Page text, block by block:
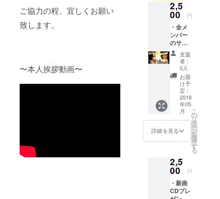
ご協力の程、宜しくお願い
致します。
〜本人挨拶動画〜
ていきま2,5
00 円
・全メ
ンバー
のサイ
ン入り&
お客様
の名前
入り
チェキ
プレゼ
ント ・
お礼動
援時に
必ず備
考欄に
ご希望
前をご
記入く
ださ
い。
支援
者：
0人
お届
け予
定：
2019
年05
月
詳細を見る
こ
の
リ
タ
ー
ン
を
選
択
す
る
2,5
00 円
・新曲
CDプレ